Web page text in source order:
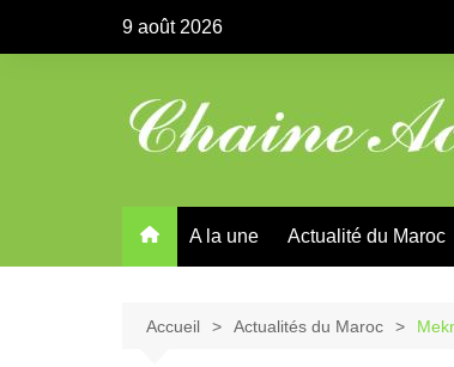
9 août 2026
A la une Actualité du Maroc
Accueil Actualités du Maroc